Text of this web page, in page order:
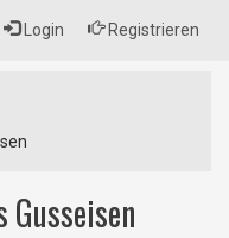
Login Registrieren